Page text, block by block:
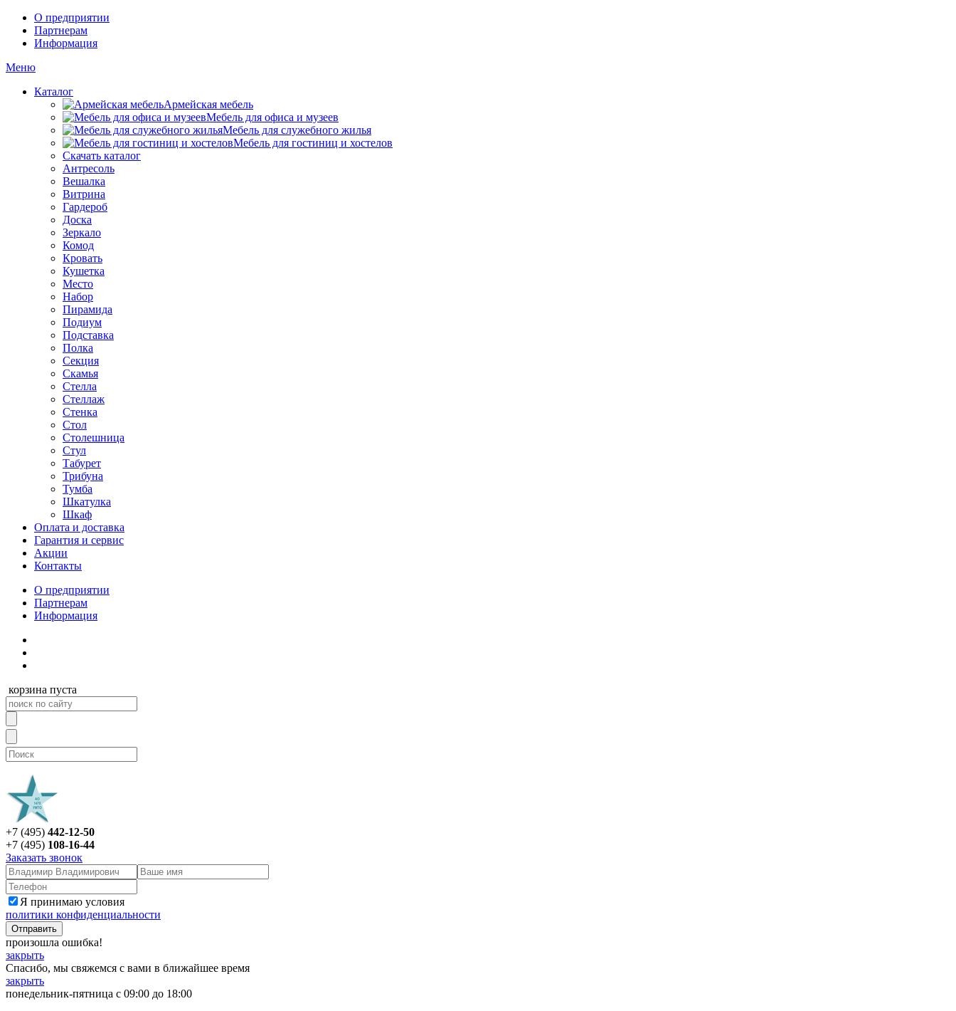
О предприятии
Партнерам
Информация
Меню
Каталог
Армейская мебель
Мебель для офиса и музеев
Мебель для служебного жилья
Мебель для гостиниц и хостелов
Скачать каталог
Антресоль
Вешалка
Витрина
Гардероб
Доска
Зеркало
Комод
Кровать
Кушетка
Место
Набор
Пирамида
Подиум
Подставка
Полка
Секция
Скамья
Стелла
Стеллаж
Стенка
Стол
Столешница
Стул
Табурет
Трибуна
Тумба
Шкатулка
Шкаф
Оплата и доставка
Гарантия и сервис
Акции
Контакты
О предприятии
Партнерам
Информация
корзина пуста
+7 (495) 442-12-50
+7 (495) 108-16-44
Заказать звонок
Я принимаю условия
политики конфиденциальности
произошла ошибка!
закрыть
Спасибо, мы свяжемся с вами в ближайшее время
закрыть
понедельник-пятница с 09:00 до 18:00